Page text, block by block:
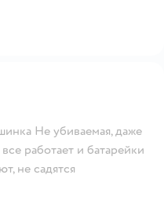
Не убиваемая, даже
работает и батарейки
не садятся